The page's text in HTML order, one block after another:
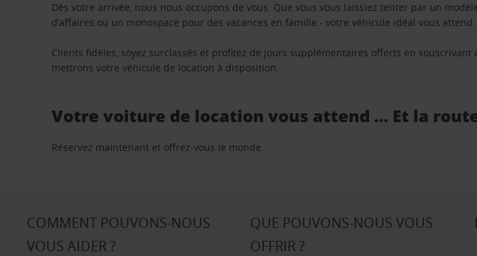
Dès votre arrivée, nous nous occupons de vous. Que vous vous laissiez tenter par un
d’affaires ou un monospace pour des vacances en famille - votre véhicule idéal vous attend.
Clients fidèles, soyez surclassés et profitez de jours supplémentaires offerts en
mettrons votre véhicule de location à disposition.
Votre voiture de location vous attend … Et la
Réservez maintenant et offrez-vous le monde.
COMMENT POUVONS-NOUS
VOUS AIDER ?
QUE POUVONS-NOUS VOUS
OFFRIR ?